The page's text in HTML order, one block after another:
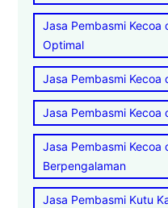
Jasa Pembasmi Kecoa
Optimal
Jasa Pembasmi Kecoa
Jasa Pembasmi Kecoa
Jasa Pembasmi Kecoa
Berpengalaman
Jasa Pembasmi Kutu